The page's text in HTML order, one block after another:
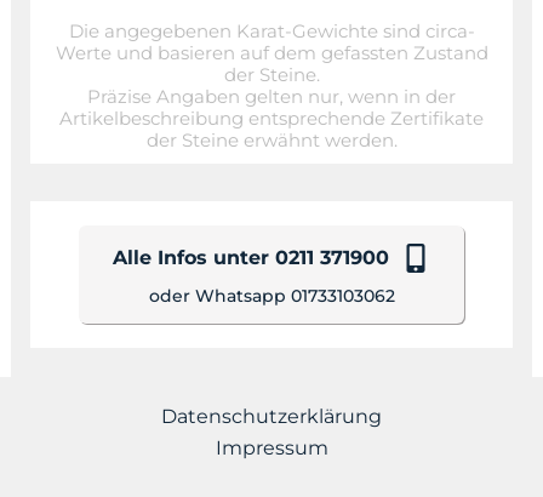
Die angegebenen Karat-Gewichte sind circa-
Werte und basieren auf dem gefassten Zustand
der Steine.
Präzise Angaben gelten nur, wenn in der
Artikelbeschreibung entsprechende Zertifikate
der Steine erwähnt werden.
Alle Infos unter 0211 371900
oder Whatsapp 01733103062
Datenschutzerklärung
Impressum